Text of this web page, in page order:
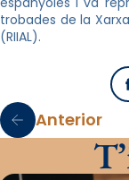
trobades de la
(RIIAL).
Anterior